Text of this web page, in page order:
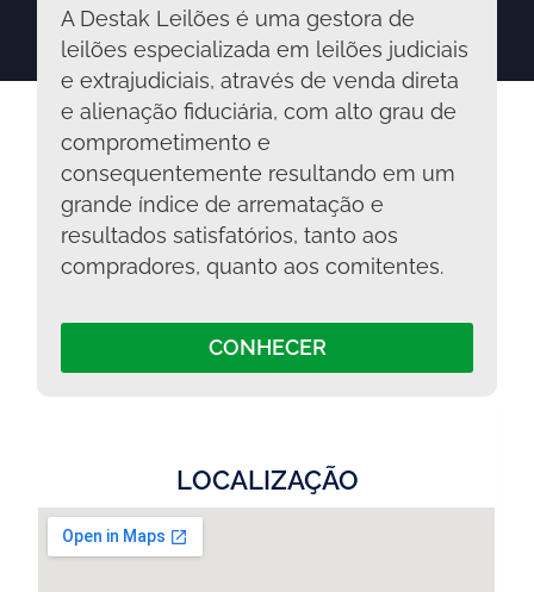
A Destak Leilões é uma gestora de
leilões especializada em leilões judiciais
e extrajudiciais, através de venda direta
e alienação fiduciária, com alto grau de
comprometimento e
consequentemente resultando em um
grande índice de arrematação e
resultados satisfatórios, tanto aos
compradores, quanto aos comitentes.
CONHECER
LOCALIZAÇÃO